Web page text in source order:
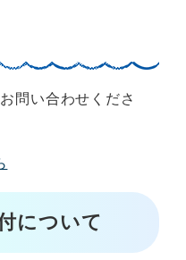
問い合わせくださ
について